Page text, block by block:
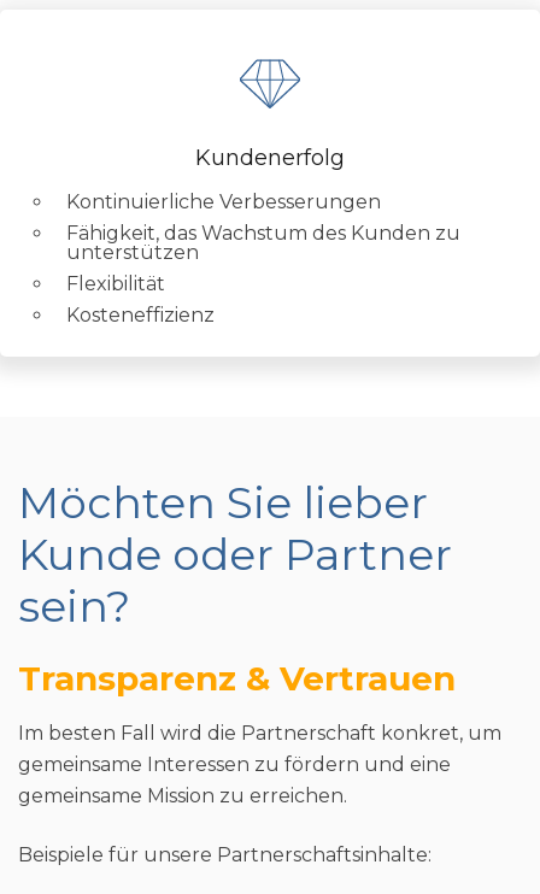
Kundenerfolg
Kontinuierliche Verbesserungen
Fähigkeit, das Wachstum des Kunden zu
unterstützen
Flexibilität
Kosteneffizienz
Möchten Sie lieber
Kunde oder Partner
sein?
Transparenz & Vertrauen
Im besten Fall wird die Partnerschaft konkret, um
gemeinsame Interessen zu fördern und eine
gemeinsame Mission zu erreichen.
Beispiele für unsere Partnerschaftsinhalte: